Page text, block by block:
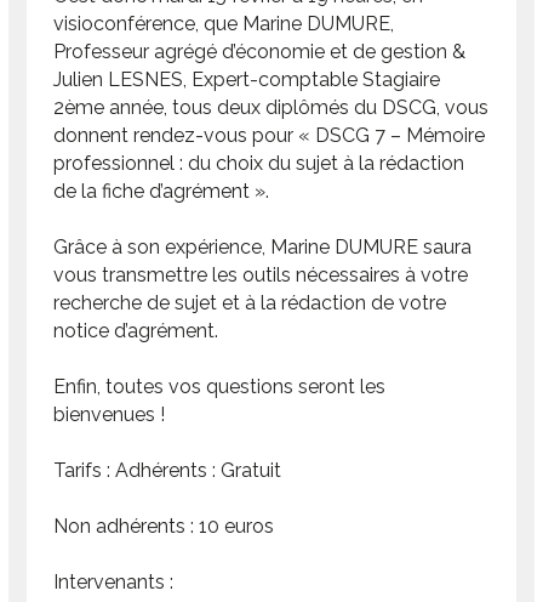
visioconférence, que Marine DUMURE,
Professeur agrégé d’économie et de gestion &
Julien LESNES, Expert-comptable Stagiaire
2ème année, tous deux diplômés du DSCG, vous
donnent rendez-vous pour « DSCG 7 – Mémoire
professionnel : du choix du sujet à la rédaction
de la fiche d’agrément ».
Grâce à son expérience, Marine DUMURE saura
vous transmettre les outils nécessaires à votre
recherche de sujet et à la rédaction de votre
notice d’agrément.
Enfin, toutes vos questions seront les
bienvenues !
Tarifs : Adhérents : Gratuit
Non adhérents : 10 euros
Intervenants :